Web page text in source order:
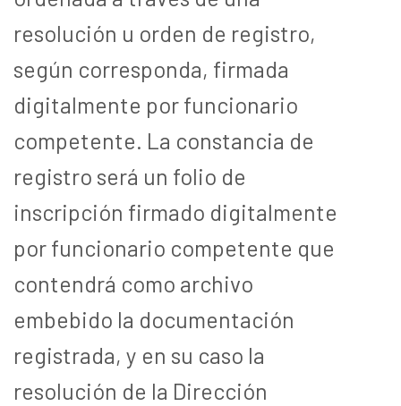
resolución u orden de registro,
según corresponda, firmada
digitalmente por funcionario
competente. La constancia de
registro será un folio de
inscripción firmado digitalmente
por funcionario competente que
contendrá como archivo
embebido la documentación
registrada, y en su caso la
resolución de la Dirección